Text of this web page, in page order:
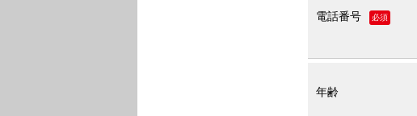
電話番号 必須
年齢